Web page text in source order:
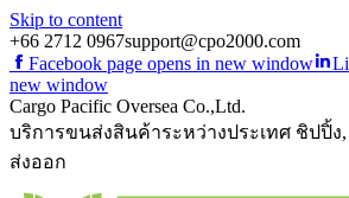
Skip to content
+66 2712 0967support@cpo2000.com
Facebook page opens in new window
new window
Cargo Pacific Oversea Co.,Ltd.
บริการขนส่งสินค้าระหว่างประเทศ ชิปปิ้ง,
ส่งออก